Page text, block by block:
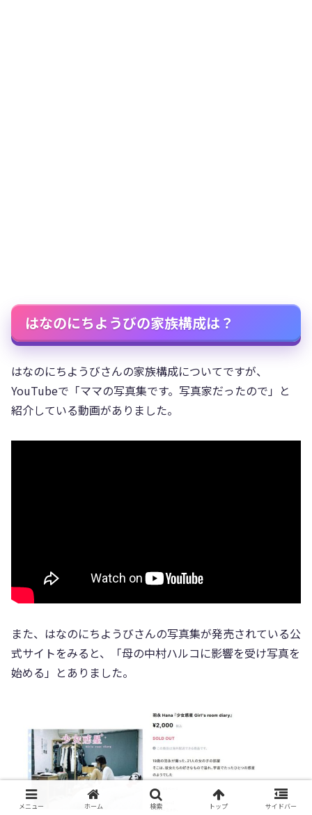
はなのにちようびの家族構成は？
はなのにちようびさんの家族構成についてですが、
YouTubeで「ママの写真集です。写真家だったので」と
紹介している動画がありました。
また、はなのにちようびさんの写真集が発売されている公
式サイトをみると、「母の中村ハルコに影響を受け写真を
始める」とありました。
メニュー ホーム 検索 トップ サイドバー